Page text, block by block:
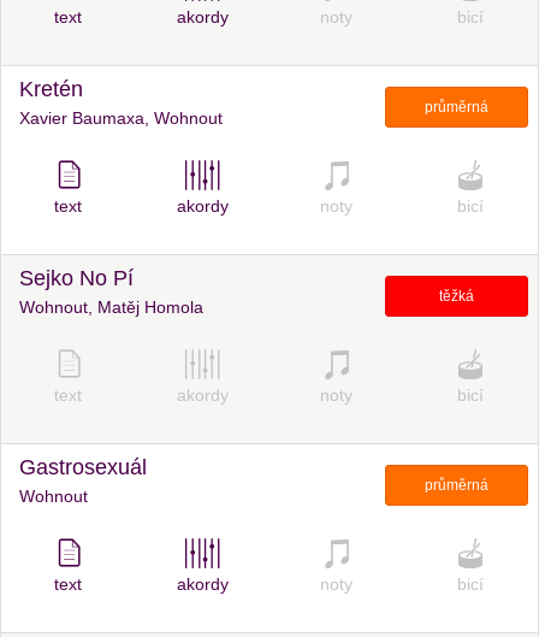
text akordy noty bicí
Kretén
Xavier Baumaxa, Wohnout
průměrná
text akordy noty bicí
Sejko No Pí
Wohnout, Matěj Homola
těžká
text akordy noty bicí
Gastrosexuál
Wohnout
průměrná
text akordy noty bicí